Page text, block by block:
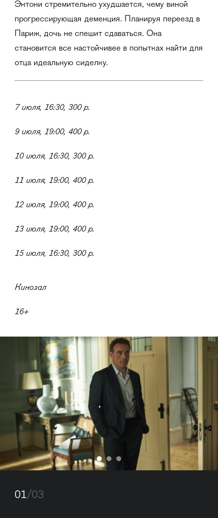
Энтони стремительно ухудшается, чему виной
прогрессирующая деменция. Планируя переезд в
Париж, дочь не спешит сдаваться. Она
становится все настойчивее в попытках найти для
отца идеальную сиделку.
7 июля, 16:30, 300 р.
9 июля, 19:00, 400 р.
10 июля, 16:30, 300 р.
11 июля, 19:00, 400 р.
12 июля, 19:00, 400 р.
13 июля, 19:00, 400 р.
15 июля, 16:30, 300 р.
Кинозал
16+
01/03